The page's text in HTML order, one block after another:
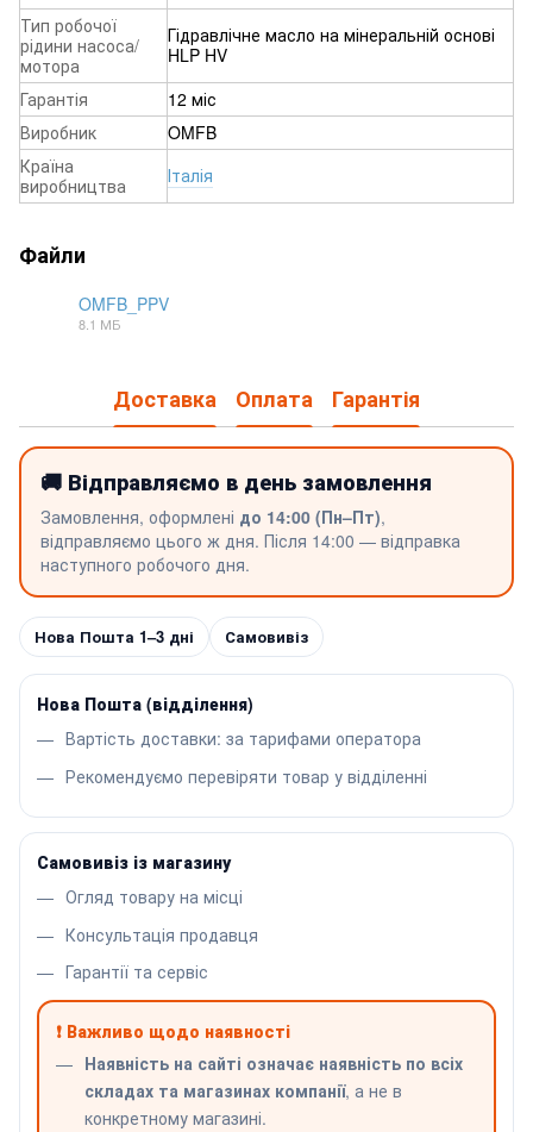
Тип робочої
рідини насоса/
мотора
Гідравлічне масло на мінеральній основі
HLP HV
Гарантія
12 міс
Виробник
OMFB
Країна
виробництва
Італія
Файли
OMFB_PPV
8.1 МБ
Доставка Оплата Гарантія
🚚 Відправляємо в день замовлення
Замовлення, оформлені до 14:00 (Пн–Пт),
відправляємо цього ж дня. Після 14:00 — відправка
наступного робочого дня.
Нова Пошта 1–3 дні Самовивіз
Нова Пошта (відділення)
Вартість доставки: за тарифами оператора
Рекомендуємо перевіряти товар у відділенні
Самовивіз із магазину
Огляд товару на місці
Консультація продавця
Гарантії та сервіс
❗ Важливо щодо наявності
Наявність на сайті означає наявність по всіх
складах та магазинах компанії, а не в
конкретному магазині.